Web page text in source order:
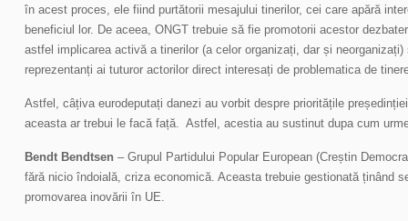
în acest proces, ele fiind purtătorii mesajului tinerilor, cei care apără
beneficiul lor. De aceea, ONGT trebuie să fie promotorii acestor
astfel implicarea activă a tinerilor (a celor organizați, dar și
reprezentanți ai tuturor actorilor direct interesați de problematica de
Astfel, câțiva eurodeputați danezi au vorbit despre prioritățile
aceasta ar trebui le facă față. Astfel, acestia au sustinut dupa cum
Bendt Bendtsen – Grupul Partidului Popular European (Creștin
fără nicio îndoială, criza economică. Aceasta trebuie gestionată ținând
promovarea inovării în UE.